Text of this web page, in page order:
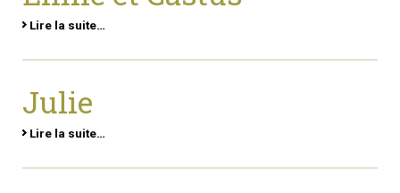
Lire la suite…
Julie
Lire la suite…